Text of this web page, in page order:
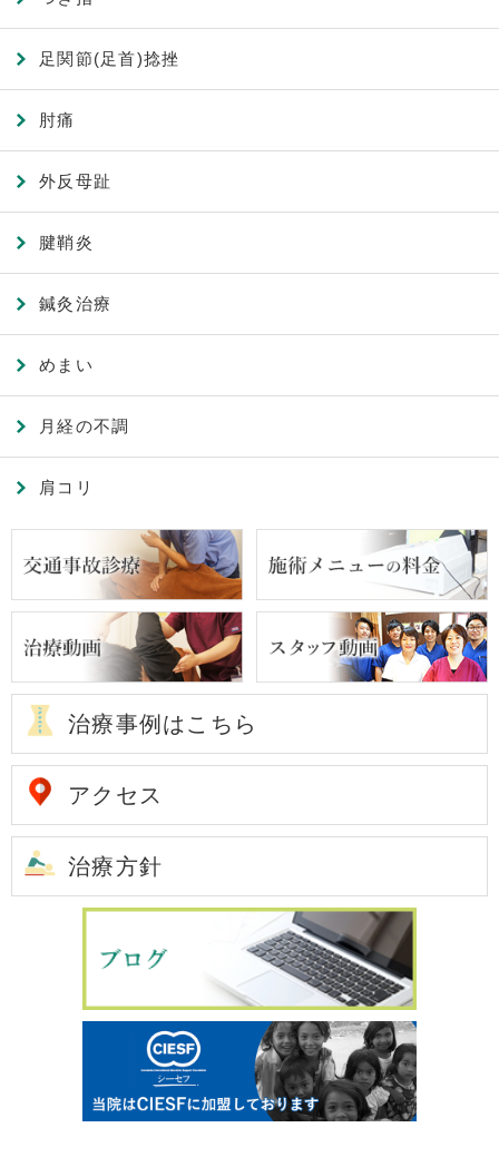
足関節(足首)捻挫
肘痛
外反母趾
腱鞘炎
鍼灸治療
めまい
月経の不調
肩コリ
治療事例はこちら
アクセス
治療方針